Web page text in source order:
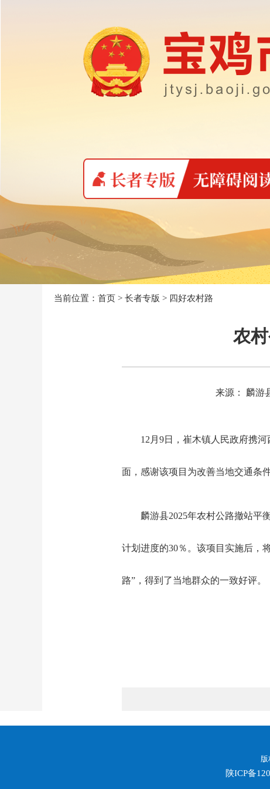
当前位置： 首页 > 长者专版 > 四好农村路
农
来源： 麟游
12月9日，崔木镇人民政府携
面，感谢该项目为改善当地交通
麟游县2025年农村公路撤站平
计划进度的30％。该项目实施后，
路”，得到了当地群众的一致好评。
陕ICP备